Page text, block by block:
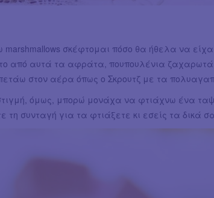
σκέφτομαι πόσο θα ήθελα να
από αυτά τα αφράτα, πουπουλένια
στον αέρα όπως ο Σκρουτζ με τα
όμως, μπορώ μονάχα να φτιάχνω ένα
τη συνταγή για τα φτιάξετε κι εσείς τα δικά